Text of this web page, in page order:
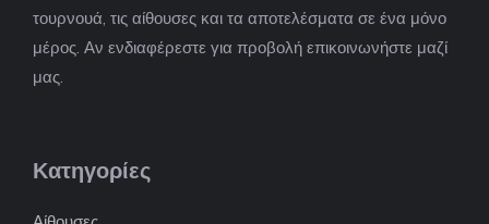
τουρνουά, τις αίθουσες και τα αποτελέσματα σε ένα μόνο
μέρος. Αν ενδιαφέρεστε για προβολή επικοινωνήστε μαζί
μας.
Κατηγορίες